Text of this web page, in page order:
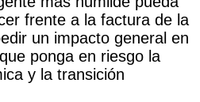
frente a la factura de la
un impacto general en
ponga en riesgo la
y la transición